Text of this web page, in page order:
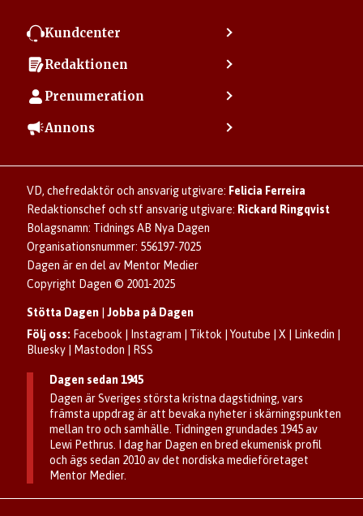
Kundcenter
Min sida
Vanliga frågor
Användarvillkor
Redaktionen
Tipsa Dagen
Vill du debattera i Dagen?
Dagen förklarar
Upphovsrätt och AI
Om Dagen
Prenumeration
Så skapar du ett konto
Dagen som taltidningen
Senaste numret av eDagen
Dagens arkiv
Annons
Annonsera
Familjeannonser
Se dödsannonser/minnesrum
Anmäl störande/felaktig annons
VD, chefredaktör och ansvarig utgivare: Felicia Ferreira
Redaktionschef och stf ansvarig utgivare: Rickard Ringqvist
Bolagsnamn: Tidnings AB Nya Dagen
Organisationsnummer: 556197-7025
Dagen är en del av Mentor Medier
Copyright Dagen © 2001-2025
Stötta Dagen |Jobba på Dagen
Följ oss: Facebook Instagram Tiktok |Youtube |X Linkedin
Bluesky
Mastodon RSS
Dagen sedan 1945
Dagen är Sveriges största kristna dagstidning, vars
främsta uppdrag är att bevaka nyheter i skärningspunkten
mellan tro och samhälle. Tidningen grundades 1945 av
Lewi Pethrus. I dag har Dagen en bred ekumenisk profil
och ägs sedan 2010 av det nordiska medieföretaget
Mentor Medier.